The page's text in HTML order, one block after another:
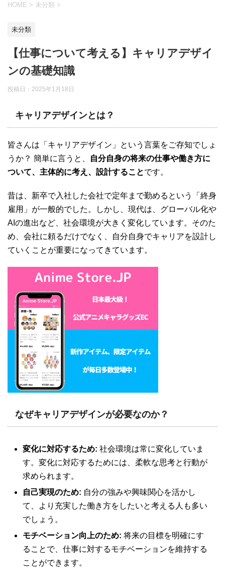
HOME > 未分類 >
未分類
【仕事について考える】キャリアデザイ
ンの基礎知識
投稿日： 2025年1月18日
キャリアデザインとは？
皆さんは「キャリアデザイン」という言葉をご存知でしょ
うか？ 簡単に言うと、
自分自身の将来の仕事や働き方に
ついて、主体的に考え、設計することです。
昔は、新卒で入社した会社で定年まで勤めるという「終身
雇用」が一般的でした。しかし、現代は、グローバル化や
AIの進出など、社会環境が大きく変化しています。そのた
め、会社に頼るだけでなく、自分自身でキャリアを設計し
ていくことが重要になってきています。
なぜキャリアデザインが必要なのか？
変化に対応するため: 社会環境は常に変化していま
す。変化に対応するためには、柔軟な思考と行動が
求められます。
自己実現のため: 自分の強みや興味関心を活かし
て、より充実した働き方をしたいと考える人も多い
でしょう。
モチベーション向上のため: 将来の目標を明確にす
ることで、仕事に対するモチベーションを維持する
ことができます。